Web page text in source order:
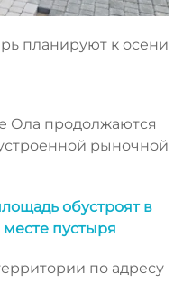
планируют к осени
Ола продолжаются
рыночной
обустроят в
пустыря
по адресу